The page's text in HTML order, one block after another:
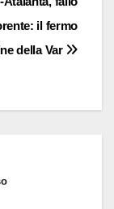
il fermo
della Var